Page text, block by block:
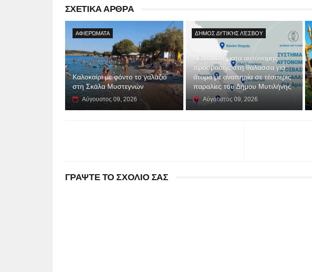
ΣΧΕΤΙΚΑ ΑΡΘΡΑ
ΑΦΙΕΡΏΜΑΤΑ
Καλοκαίρι με φόντο το γαλάζιο
στη Σκάλα Μυστεγνών
Αύγουστος 09, 2026
ΔΉΜΟΣ ΔΥΤΙΚΉΣ ΛΈΣΒΟΥ
Νέα συστήματα αυτόνομης
πρόσβασης στη θάλασσα για
άτομα με αναπηρία σε τέσσερις
παραλίες του Δήμου Μυτιλήνης
Αύγουστος 09, 2026
ΓΡΑΨΤΕ ΤΟ ΣΧΟΛΙΟ ΣΑΣ